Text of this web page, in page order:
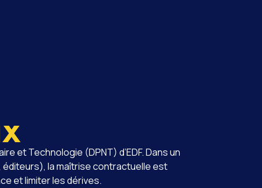
et Technologie (DPNT) d’EDF. Dans un
la maîtrise contractuelle est
et limiter les dérives.